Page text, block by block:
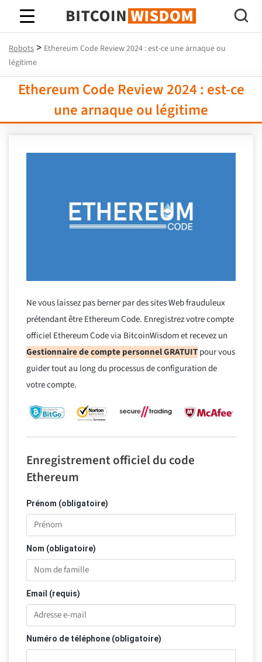
Bitcoin Sagesse
Robots > Ethereum Code Review 2024 : est-ce une arnaque ou
légitime
Ethereum Code Review 2024 : est-ce
une arnaque ou légitime
Ne vous laissez pas berner par des sites Web frauduleux
prétendant être Ethereum Code. Enregistrez votre compte
officiel Ethereum Code via BitcoinWisdom et recevez un
Gestionnaire de compte personnel GRATUITpour vous
guider tout au long du processus de configuration de
votre compte.
Enregistrement officiel du code
Ethereum
Prénom (obligatoire)
Nom (obligatoire)
Email (requis)
Numéro de téléphone (obligatoire)